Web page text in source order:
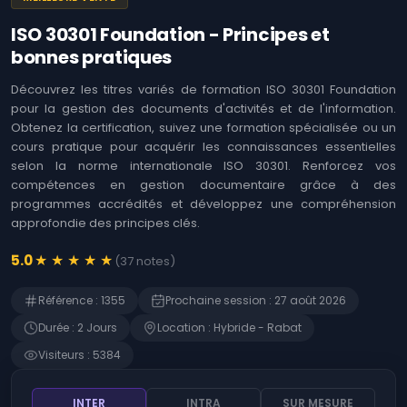
Coaching
Agile &
Ateliers
MOA ,
Business
Analysis
Développement
Web
Gestion
interne
opportunités offertes
par l'Intelligence
Immersion en IA :
Techniques et Usages
L'art de prompter les
Intelligences
Détecter les
opportunités de
produits d'Intelligence
engineering et
fonctions avancées
ISO 30301 Foundation - Principes et
bonnes pratiques
Découvrez les titres variés de formation ISO 30301 Foundation
pour la gestion des documents d'activités et de l'information.
Obtenez la certification, suivez une formation spécialisée ou un
cours pratique pour acquérir les connaissances essentielles
selon la norme internationale ISO 30301. Renforcez vos
compétences en gestion documentaire grâce à des
programmes accrédités et développez une compréhension
approfondie des principes clés.
5.0★ ★ ★ ★ ★ (37 notes)
Référence : 1355 Prochaine session : 27 août 2026
Durée : 2 Jours Location : Hybride - Rabat
Visiteurs : 5384
INTER INTRA SUR MESURE